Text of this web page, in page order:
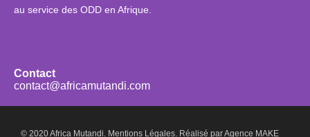
au service des ODD en Afrique.
Contact
contact@africamutandi.com
© 2020 Africa Mutandi. Mentions Légales. Réalisé parAgence MAKE